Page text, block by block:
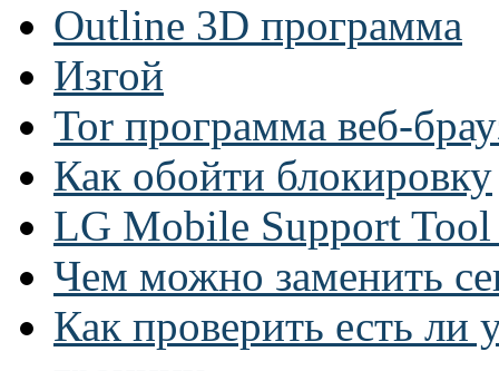
Outline 3D программа
Изгой
Tor программа веб-
Как обойти блокировку
LG Mobile Support
Чем можно заменить
Как проверить есть ли